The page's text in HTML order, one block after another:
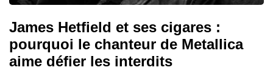
James Hetfield et ses cigares :
pourquoi le chanteur de Metallica
aime défier les interdits